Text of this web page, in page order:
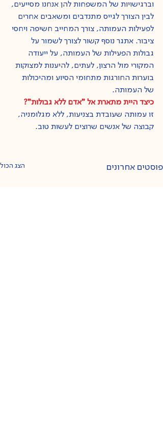
וברגישויות של המשפחות להן אנחנו מסייעים,
לבין הצורך לגייס מתנדבים ומשאבים אחרים
לפעילות העמותה, צורך המחייב חשיפה ויחסי
ציבור. אתגר נוסף קשור לצורך לשמור על
גבולות הפעילות של העמותה, על ייעודה
המקורי מול הרצון, לעתים, להיענות למצוקות
בוערות החורגות מתחומי הסיוע ומהיכולות
של העמותה.
כיצד היית מתארת אל "אדם ללא גבולות"?
זו עמותה שעובדת בצניעות, ללא מגלומניה,
קבוצה של אנשים שרוצים לעשות טוב.
פוסטים אחרונים הצג הכול